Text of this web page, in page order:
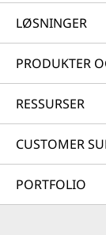
LØSNINGER
PRODUKTER
RESSURSER
CUSTOMER
PORTFOLIO